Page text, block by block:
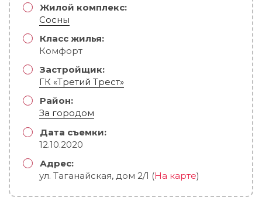
Жилой комплекс:
Сосны
Класс жилья:
Комфорт
Застройщик:
ГК «Третий Трест»
Район:
За городом
Дата съемки:
12.10.2020
Адрес:
ул. Таганайская, дом 2/1 (На карте)